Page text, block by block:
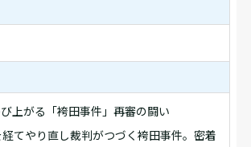
上がる「袴田事件」再審の闘い
てやり直し裁判がつづく袴田事件。密着